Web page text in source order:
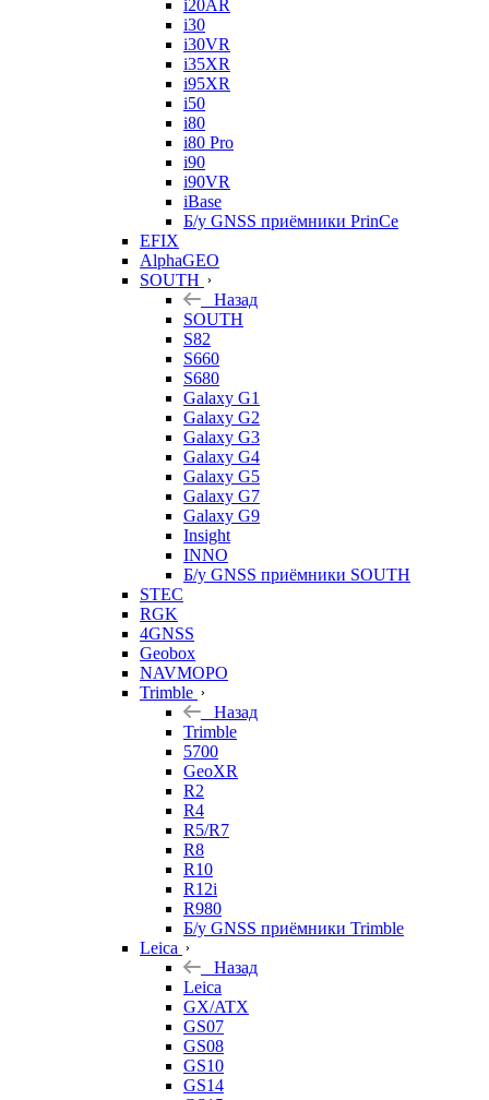
i20AR
i30
i30VR
i35XR
i95XR
i50
i80
i80 Pro
i90
i90VR
iBase
Б/у GNSS приёмники PrinCe
EFIX
AlphaGEO
SOUTH
Назад
SOUTH
S82
S660
S680
Galaxy G1
Galaxy G2
Galaxy G3
Galaxy G4
Galaxy G5
Galaxy G7
Galaxy G9
Insight
INNO
Б/у GNSS приёмники SOUTH
STEC
RGK
4GNSS
Geobox
NAVMOPO
Trimble
Назад
Trimble
5700
GeoXR
R2
R4
R5/R7
R8
R10
R12i
R980
Б/у GNSS приёмники Trimble
Leica
Назад
Leica
GX/ATX
GS07
GS08
GS10
GS14